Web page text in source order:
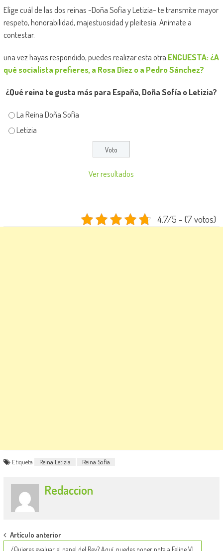
Elige cuál de las dos reinas -Doña Sofía y Letizia- te transmite mayor
respeto, honorabilidad, majestuosidad y pleitesía. Anímate a
contestar.
una vez hayas respondido, puedes realizar esta otra ENCUESTA: ¿A
qué socialista prefieres, a Rosa Díez o a Pedro Sánchez?
¿Qué reina te gusta más para España, Doña Sofía o Letizia?
La Reina Doña Sofía
Letizia
Ver resultados
4.7/5 - (7 votos)
Etiqueta Reina Letizia Reina Sofía
Redaccion
Post
Artículo anterior